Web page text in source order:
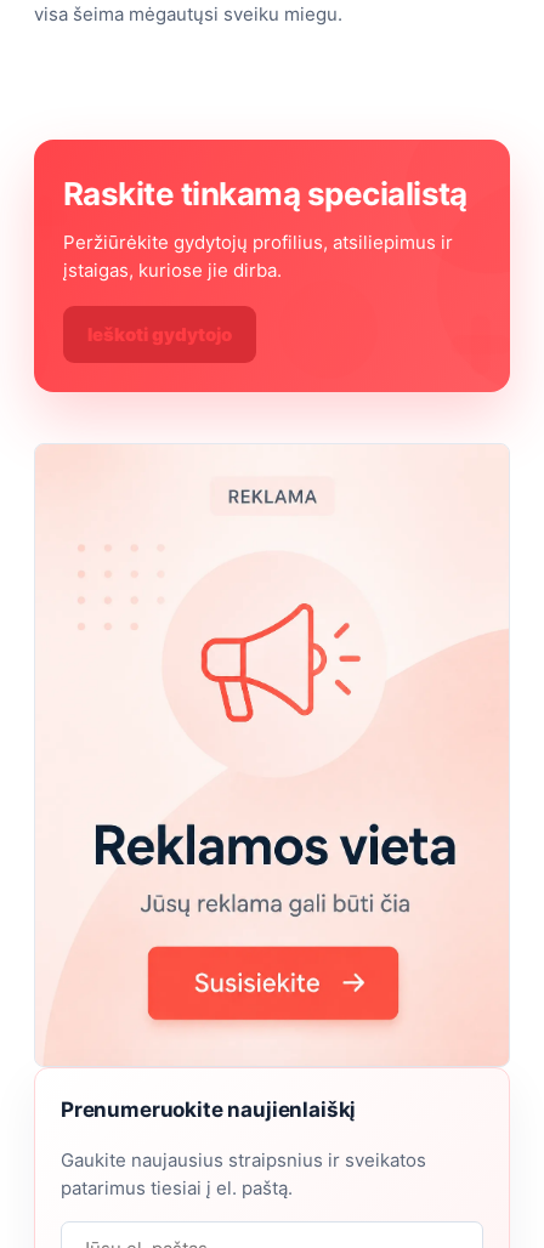
visa šeima mėgautųsi sveiku miegu.
Raskite tinkamą specialistą
Peržiūrėkite gydytojų profilius, atsiliepimus ir
įstaigas, kuriose jie dirba.
Ieškoti gydytojo
Prenumeruokite naujienlaiškį
Gaukite naujausius straipsnius ir sveikatos
patarimus tiesiai į el. paštą.